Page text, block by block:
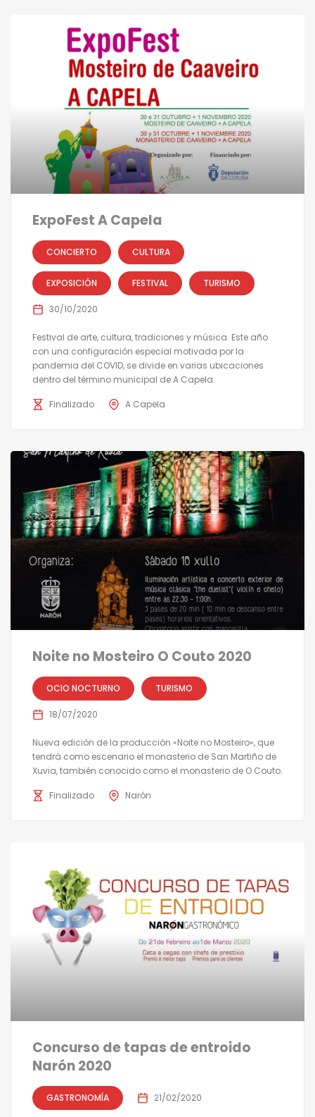
ExpoFest A Capela
CONCIERTO CULTURA
EXPOSICIÓN FESTIVAL TURISMO
30/10/2020
Festival de arte, cultura, tradiciones y música. Este año
con una configuración especial motivada por la
pandemia del COVID, se divide en varias ubicaciones
dentro del término municipal de A Capela.
Finalizado A Capela
Noite no Mosteiro O Couto 2020
OCIO NOCTURNO TURISMO
18/07/2020
Nueva edición de la producción «Noite no Mosteiro», que
tendrá como escenario el monasterio de San Martiño de
Xuvia, también conocido como el monasterio de O Couto.
Finalizado Narón
Concurso de tapas de entroido
Narón 2020
GASTRONOMÍA 21/02/2020